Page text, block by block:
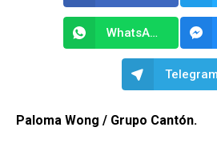
WhatsApp
Telegram
Paloma Wong / Grupo Cantón.